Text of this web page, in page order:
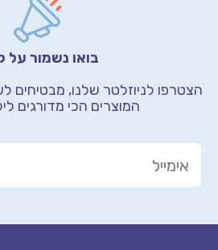
בואו נשמור על קשר
לניוזלטר שלנו, מבטיחים לשלוח
המוצרים הכי מדורגים